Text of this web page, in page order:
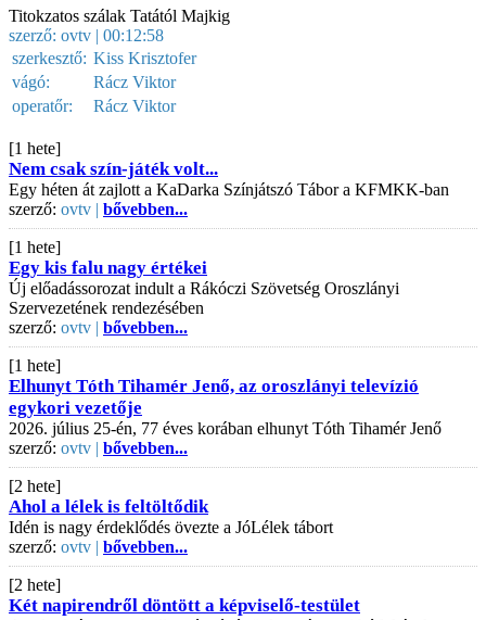
Titokzatos szálak Tatától Majkig
szerző: ovtv | 00:12:58
szerkesztő: Kiss Krisztofer
vágó:
Rácz Viktor
operatőr:
Rácz Viktor
[1 hete]
Nem csak szín-játék volt...
Egy héten át zajlott a KaDarka Színjátszó Tábor a KFMKK-ban
szerző: ovtv | bővebben...
[1 hete]
Egy kis falu nagy értékei
Új előadássorozat indult a Rákóczi Szövetség Oroszlányi
Szervezetének rendezésében
szerző: ovtv | bővebben...
[1 hete]
Elhunyt Tóth Tihamér Jenő, az oroszlányi televízió
egykori vezetője
2026. július 25-én, 77 éves korában elhunyt Tóth Tihamér Jenő
szerző: ovtv | bővebben...
[2 hete]
Ahol a lélek is feltöltődik
Idén is nagy érdeklődés övezte a JóLélek tábort
szerző: ovtv | bővebben...
[2 hete]
Két napirendről döntött a képviselő-testület